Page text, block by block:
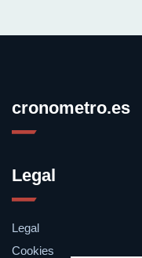
cronometro.es
Legal
Legal
Cookies